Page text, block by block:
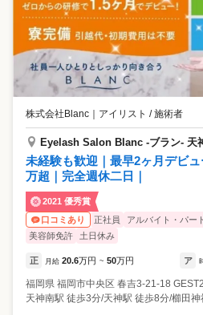
株式会社Blanc アイリスト / 施術者
Eyelash Salon Blanc -ブラン- 天
未経験も歓迎｜最早2ヶ月デビ
万超｜完全週休二日｜
2021 優秀賞
口コミあり
正社員 アルバイト・パート
美容師免許
土日休み
正 月給 20.6万円 ~ 50万円 ア
福岡県 福岡市中央区 春吉3-21-18
天神南駅 徒歩3分/天神駅 徒歩8分/櫛田